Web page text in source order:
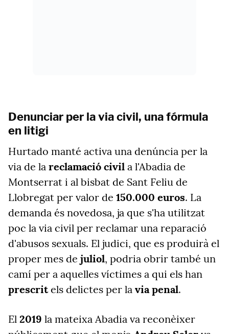
Denunciar per la via civil, una fórmula
en litigi
Hurtado manté activa una denúncia per la
via de la reclamació civil a l'Abadia de
Montserrat i al bisbat de Sant Feliu de
Llobregat per valor de 150.000 euros. La
demanda és novedosa, ja que s'ha utilitzat
poc la via civil per reclamar una reparació
d'abusos sexuals. El judici, que es produirà el
proper mes de juliol, podria obrir també un
camí per a aquelles víctimes a qui els han
prescritels delictes per la via penal.
El 2019 la mateixa Abadia va reconèixer